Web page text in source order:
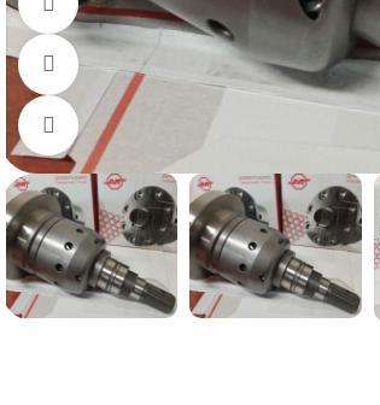
Посмотреть в 360º
Нажмите, чтобы увеличить